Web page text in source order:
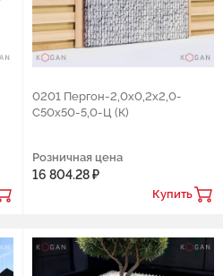
0201 Пергон-2,0х0,2х2,0-
С50х50-5,0-Ц (К)
Розничная цена
16 804.28 ₽
Купить